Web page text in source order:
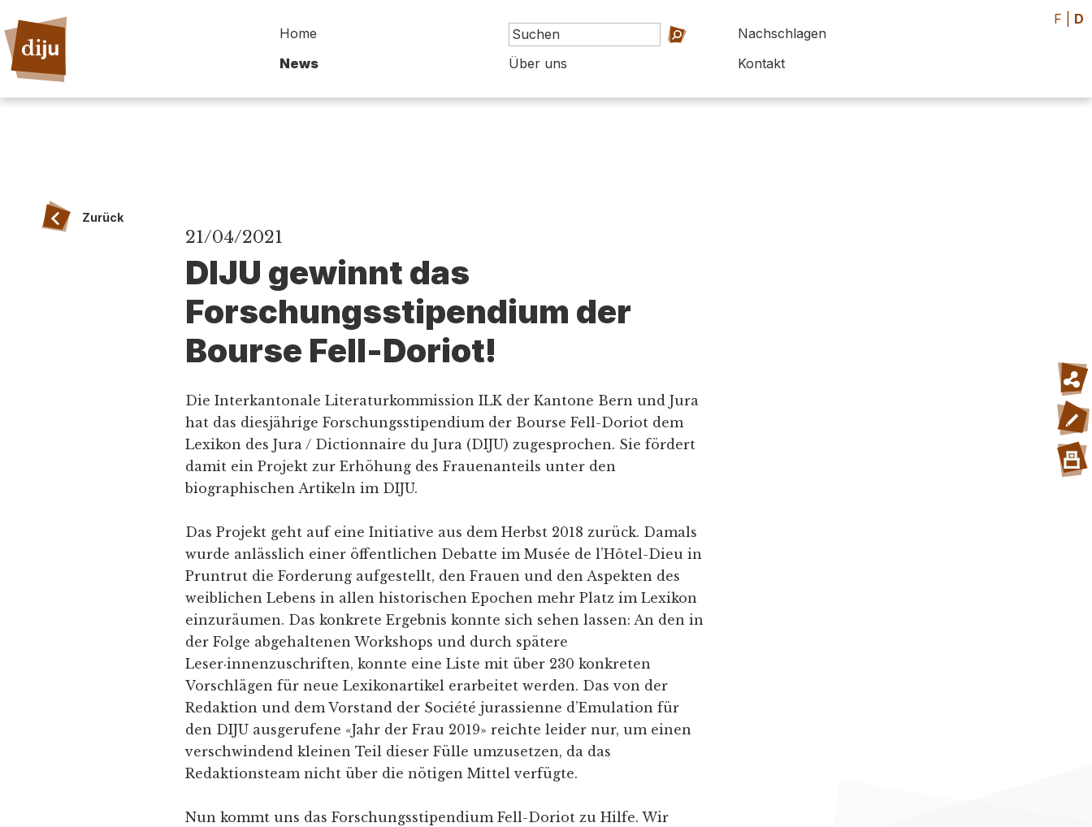
Home
Nachschlagen
News
Über uns Kontakt
F D
Zurück
21/04/2021
DIJU gewinnt das
Forschungsstipendium der
Bourse Fell-Doriot!
Die Interkantonale Literaturkommission ILK der Kantone Bern und Jura
hat das diesjährige Forschungsstipendium der Bourse Fell-Doriot dem
Lexikon des Jura / Dictionnaire du Jura (DIJU) zugesprochen. Sie fördert
damit ein Projekt zur Erhöhung des Frauenanteils unter den
biographischen Artikeln im DIJU.
Das Projekt geht auf eine Initiative aus dem Herbst 2018 zurück. Damals
wurde anlässlich einer öffentlichen Debatte im Musée de l’Hôtel-Dieu in
Pruntrut die Forderung aufgestellt, den Frauen und den Aspekten des
weiblichen Lebens in allen historischen Epochen mehr Platz im Lexikon
einzuräumen. Das konkrete Ergebnis konnte sich sehen lassen: An den in
der Folge abgehaltenen Workshops und durch spätere
Leser·innenzuschriften, konnte eine Liste mit über 230 konkreten
Vorschlägen für neue Lexikonartikel erarbeitet werden. Das von der
Redaktion und dem Vorstand der Société jurassienne d’Emulation für
den DIJU ausgerufene «Jahr der Frau 2019» reichte leider nur, um einen
verschwindend kleinen Teil dieser Fülle umzusetzen, da das
Redaktionsteam nicht über die nötigen Mittel verfügte.
Nun kommt uns das Forschungsstipendium Fell-Doriot zu Hilfe. Wir